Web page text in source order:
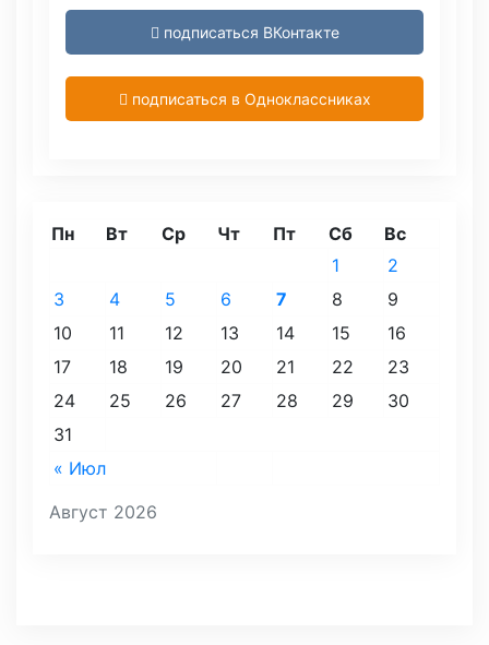
подписаться ВКонтакте
подписаться в Одноклассниках
Август 2026
Пн Вт Ср Чт Пт Сб Вс
« Июл
1
2
3
4 5 6 7 8
9
10
11 12 13 14 15
16
17
18 19 20 21 22
23
24
25 26 27 28 29
30
31